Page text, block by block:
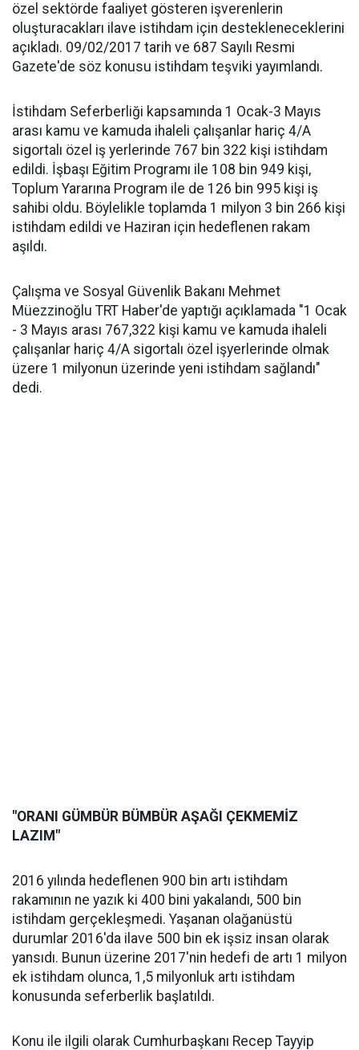
özel sektörde faaliyet gösteren işverenlerin
oluşturacakları ilave istihdam için destekleneceklerini
açıkladı. 09/02/2017 tarih ve 687 Sayılı Resmi
Gazete'de söz konusu istihdam teşviki yayımlandı.
İstihdam Seferberliği kapsamında 1 Ocak-3 Mayıs
arası kamu ve kamuda ihaleli çalışanlar hariç 4/A
sigortalı özel iş yerlerinde 767 bin 322 kişi istihdam
edildi. İşbaşı Eğitim Programı ile 108 bin 949 kişi,
Toplum Yararına Program ile de 126 bin 995 kişi iş
sahibi oldu. Böylelikle toplamda 1 milyon 3 bin 266 kişi
istihdam edildi ve Haziran için hedeflenen rakam
aşıldı.
Çalışma ve Sosyal Güvenlik Bakanı Mehmet
Müezzinoğlu TRT Haber'de yaptığı açıklamada "1 Ocak
- 3 Mayıs arası 767,322 kişi kamu ve kamuda ihaleli
çalışanlar hariç 4/A sigortalı özel işyerlerinde olmak
üzere 1 milyonun üzerinde yeni istihdam sağlandı"
dedi.
"ORANI GÜMBÜR BÜMBÜR AŞAĞI ÇEKMEMİZ
LAZIM"
2016 yılında hedeflenen 900 bin artı istihdam
rakamının ne yazık ki 400 bini yakalandı, 500 bin
istihdam gerçekleşmedi. Yaşanan olağanüstü
durumlar 2016'da ilave 500 bin ek işsiz insan olarak
yansıdı. Bunun üzerine 2017'nin hedefi de artı 1 milyon
ek istihdam olunca, 1,5 milyonluk artı istihdam
konusunda seferberlik başlatıldı.
Konu ile ilgili olarak Cumhurbaşkanı Recep Tayyip